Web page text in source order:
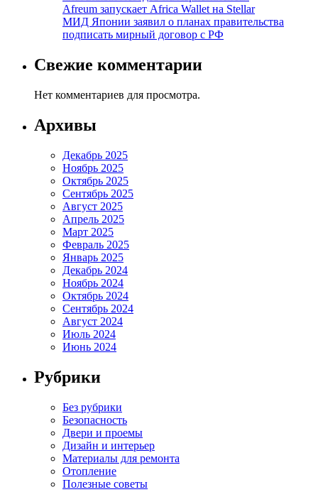
Afreum запускает Africa Wallet на Stellar
МИД Японии заявил о планах правительства
подписать мирный договор с РФ
Свежие комментарии
Нет комментариев для просмотра.
Архивы
Декабрь 2025
Ноябрь 2025
Октябрь 2025
Сентябрь 2025
Август 2025
Апрель 2025
Март 2025
Февраль 2025
Январь 2025
Декабрь 2024
Ноябрь 2024
Октябрь 2024
Сентябрь 2024
Август 2024
Июль 2024
Июнь 2024
Рубрики
Без рубрики
Безопасность
Двери и проемы
Дизайн и интерьер
Материалы для ремонта
Отопление
Полезные советы